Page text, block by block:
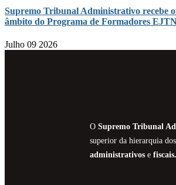
Supremo Tribunal Administrativo recebe
âmbito do Programa de Formadores
Julho 09 2026
O Supremo Tribunal
superior da hierarquia dos
administrativose fiscais.